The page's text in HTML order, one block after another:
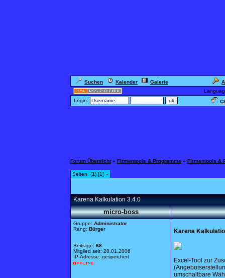
Suchen Kalender Galerie
Login:
Forum Übersicht » Firmentools & Programme » Firmentools &
Seiten: (1) [1] »
Karena Kalkulation 3.4.0
micro-boss
Gruppe: Administrator
Rang: Bürger
Beiträge: 68
Mitglied seit: 28.01.2006
IP-Adresse: gespeichert
Karena
Excel-Tool zur
umschaltbare